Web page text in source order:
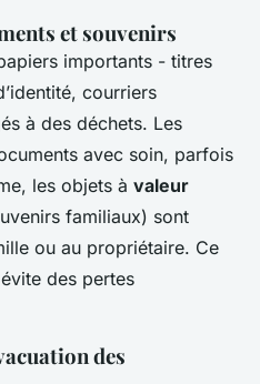
et souvenirs
importants - titres
courriers
à des déchets. Les
avec soin, parfois
les objets à valeur
familiaux) sont
ou au propriétaire. Ce
des pertes
des